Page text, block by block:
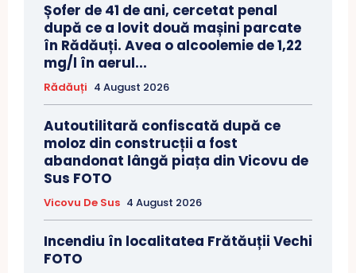
Șofer de 41 de ani, cercetat penal
după ce a lovit două mașini parcate
în Rădăuți. Avea o alcoolemie de 1,22
mg/l în aerul...
Rădăuți 4 August 2026
Autoutilitară confiscată după ce
moloz din construcții a fost
abandonat lângă piața din Vicovu de
Sus FOTO
Vicovu De Sus 4 August 2026
Incendiu în localitatea Frătăuții Vechi
FOTO